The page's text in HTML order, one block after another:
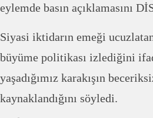
eylemde basın açıklamasını
Siyasi iktidarın emeği
büyüme politikası izlediğini
yaşadığımız karakışın
kaynaklandığını söyledi.